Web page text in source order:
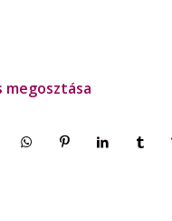
megosztása